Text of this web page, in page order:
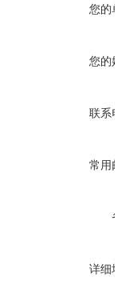
您的
您的
联系
常用
详细